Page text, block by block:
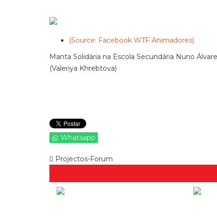
(Source: Facebook WTF Animadores)
Manta Solidária na Escola Secundária Nuno
(Valeriya Khrebtova)
Whatsapp
Projectos-Forum